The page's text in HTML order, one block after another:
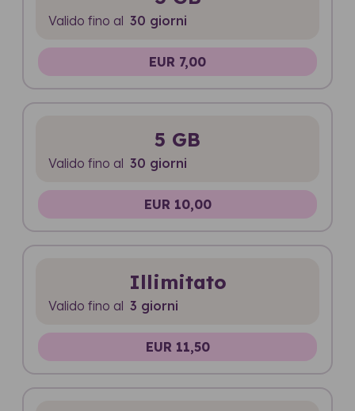
Valido fino al 30 giorni
EUR 7,00
5 GB
Valido fino al 30 giorni
EUR 10,00
Illimitato
Valido fino al 3 giorni
EUR 11,50